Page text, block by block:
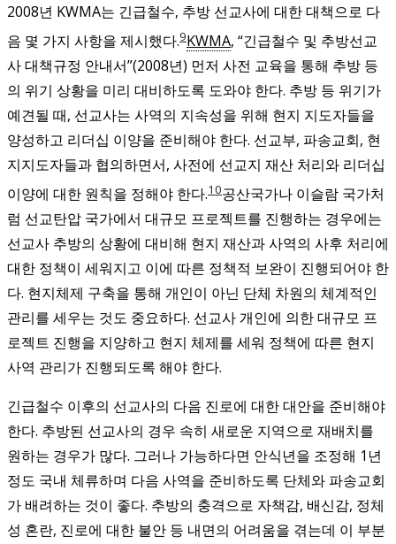
2008년 KWMA는 긴급철수, 추방 선교사에 대한 대책으로 다
음 몇 가지 사항을 제시했다.9KWMA, “긴급철수 및 추방선교
사 대책규정 안내서”(2008년) 먼저 사전 교육을 통해 추방 등
의 위기 상황을 미리 대비하도록 도와야 한다. 추방 등 위기가
예견될 때, 선교사는 사역의 지속성을 위해 현지 지도자들을
양성하고 리더십 이양을 준비해야 한다. 선교부, 파송교회, 현
지지도자들과 협의하면서, 사전에 선교지 재산 처리와 리더십
이양에 대한 원칙을 정해야 한다.10공산국가나 이슬람 국가처
럼 선교탄압 국가에서 대규모 프로젝트를 진행하는 경우에는
선교사 추방의 상황에 대비해 현지 재산과 사역의 사후 처리에
대한 정책이 세워지고 이에 따른 정책적 보완이 진행되어야 한
다. 현지체제 구축을 통해 개인이 아닌 단체 차원의 체계적인
관리를 세우는 것도 중요하다. 선교사 개인에 의한 대규모 프
로젝트 진행을 지양하고 현지 체제를 세워 정책에 따른 현지
사역 관리가 진행되도록 해야 한다.
긴급철수 이후의 선교사의 다음 진로에 대한 대안을 준비해야
한다. 추방된 선교사의 경우 속히 새로운 지역으로 재배치를
원하는 경우가 많다. 그러나 가능하다면 안식년을 조정해 1년
정도 국내 체류하며 다음 사역을 준비하도록 단체와 파송교회
가 배려하는 것이 좋다. 추방의 충격으로 자책감, 배신감, 정체
성 혼란, 진로에 대한 불안 등 내면의 어려움을 겪는데 이 부분